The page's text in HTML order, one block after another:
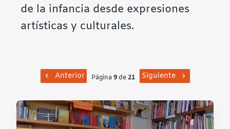
de la infancia desde expresiones
artísticas y culturales.
Anterior Página 9de21 Siguiente
Fuente legible